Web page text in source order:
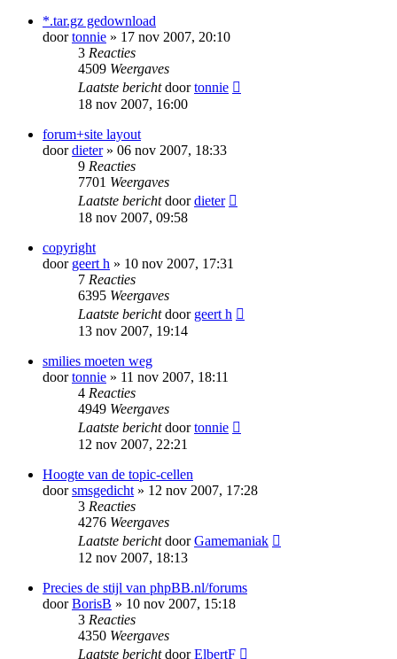
*.tar.gz gedownload
doortonnie » 17 nov 2007, 20:10
3 Reacties
4509 Weergaves
Laatste berichtdoortonnie
18 nov 2007, 16:00
forum+site layout
doordieter» 06 nov 2007, 18:33
9 Reacties
7701 Weergaves
Laatste berichtdoordieter
18 nov 2007, 09:58
copyright
door geert h » 10 nov 2007, 17:31
7 Reacties
6395 Weergaves
Laatste berichtdoor geert h
13 nov 2007, 19:14
smilies moeten weg
doortonnie » 11 nov 2007, 18:11
4 Reacties
4949 Weergaves
Laatste berichtdoortonnie
12 nov 2007, 22:21
Hoogte van de topic-cellen
doorsmsgedicht» 12 nov 2007, 17:28
3 Reacties
4276 Weergaves
Laatste berichtdoorGamemaniak
12 nov 2007, 18:13
Precies de stijl van phpBB.nl/forums
doorBorisB » 10 nov 2007, 15:18
3 Reacties
4350 Weergaves
Laatste berichtdoorElbertF